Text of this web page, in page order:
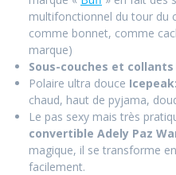
multifonctionnel du tour du
comme bonnet, comme
marque)
Sous-couches et
Polaire ultra douce Icepeak:
chaud, haut de pyjama,
Le pas sexy mais très
convertible Adely Paz
magique, il se transforme
facilement.